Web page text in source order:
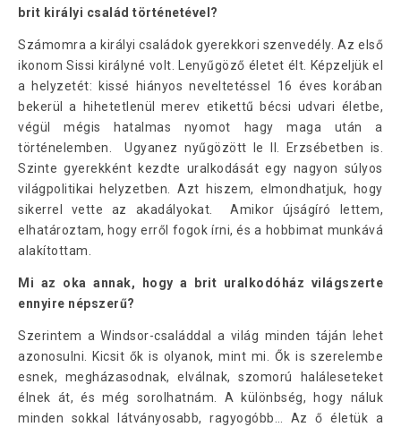
brit királyi család történetével?
Számomra a királyi családok gyerekkori szenvedély. Az első
ikonom Sissi királyné volt. Lenyűgöző életet élt. Képzeljük el
a helyzetét: kissé hiányos neveltetéssel 16 éves korában
bekerül a hihetetlenül merev etikettű bécsi udvari életbe,
végül mégis hatalmas nyomot hagy maga után a
történelemben. Ugyanez nyűgözött le II. Erzsébetben is.
Szinte gyerekként kezdte uralkodását egy nagyon súlyos
világpolitikai helyzetben. Azt hiszem, elmondhatjuk, hogy
sikerrel vette az akadályokat. Amikor újságíró lettem,
elhatároztam, hogy erről fogok írni, és a hobbimat munkává
alakítottam.
Mi az oka annak, hogy a brit uralkodóház világszerte
ennyire népszerű?
Szerintem a Windsor-családdal a világ minden táján lehet
azonosulni. Kicsit ők is olyanok, mint mi. Ők is szerelembe
esnek, megházasodnak, elválnak, szomorú haláleseteket
élnek át, és még sorolhatnám. A különbség, hogy náluk
minden sokkal látványosabb, ragyogóbb… Az ő életük a